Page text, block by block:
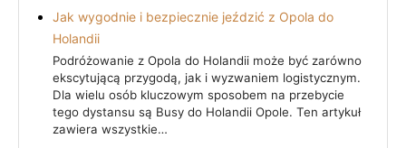
Jak wygodnie i bezpiecznie jeździć z Opola do
Holandii
Podróżowanie z Opola do Holandii może być zarówno
ekscytującą przygodą, jak i wyzwaniem logistycznym.
Dla wielu osób kluczowym sposobem na przebycie
tego dystansu są Busy do Holandii Opole. Ten artykuł
zawiera wszystkie…